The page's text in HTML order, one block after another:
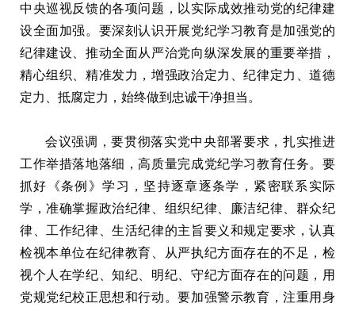
中央巡视反馈的各项问题，以实际成效推动党的纪律建
设全面加强。要深刻认识开展党纪学习教育是加强党的
纪律建设、推动全面从严治党向纵深发展的重要举措，
精心组织、精准发力，增强政治定力、纪律定力、道德
定力、抵腐定力，始终做到忠诚干净担当。
会议强调，要贯彻落实党中央部署要求，扎实推进
工作举措落地落细，高质量完成党纪学习教育任务。要
抓好《条例》学习，坚持逐章逐条学，紧密联系实际
学，准确掌握政治纪律、组织纪律、廉洁纪律、群众纪
律、工作纪律、生活纪律的主旨要义和规定要求，认真
检视本单位在纪律教育、从严执纪方面存在的不足，检
视个人在学纪、知纪、明纪、守纪方面存在的问题，用
党规党纪校正思想和行动。要加强警示教育，注重用身